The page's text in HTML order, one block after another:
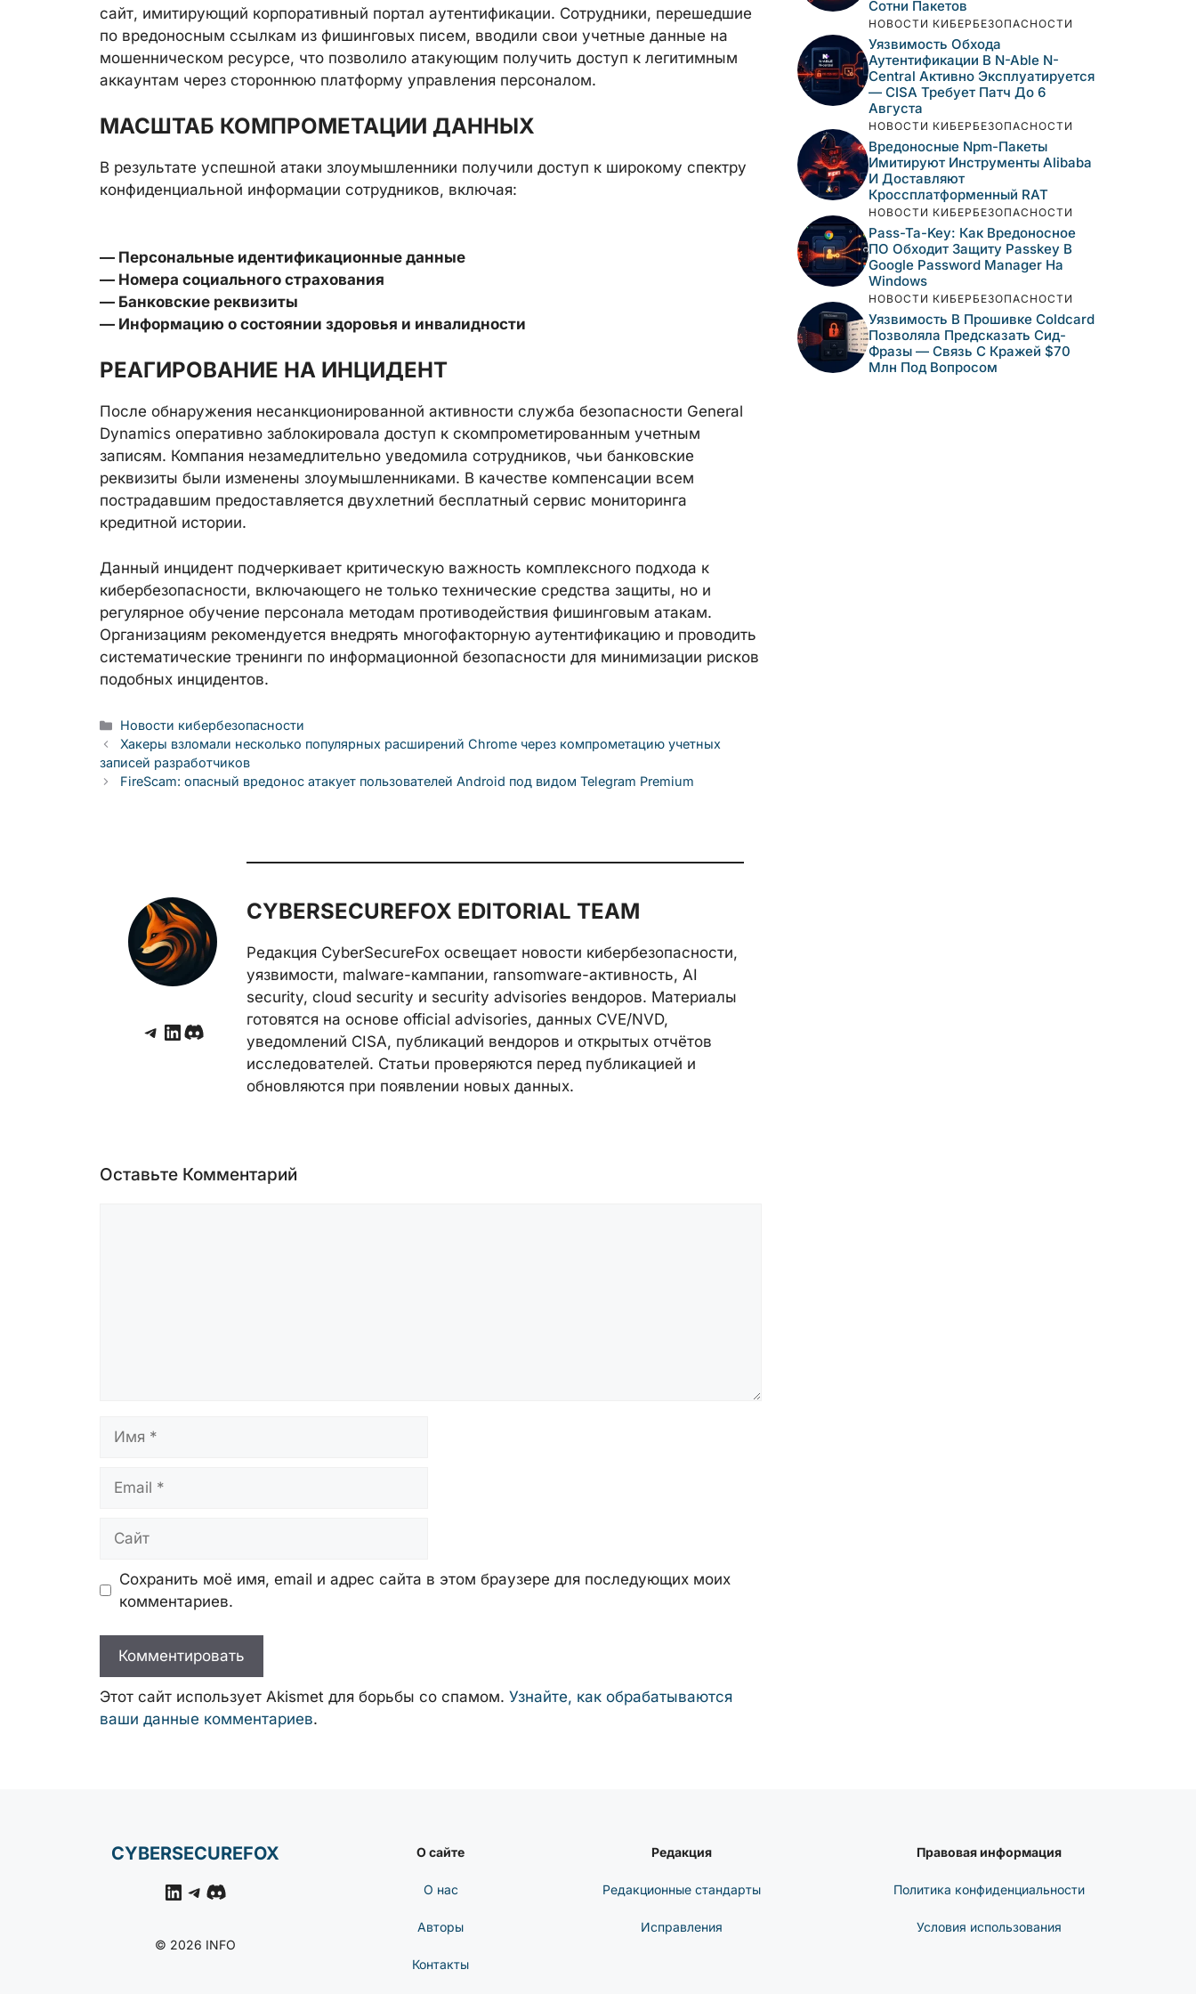
сайт, имитирующий корпоративный портал аутентификации. Сотрудники, перешедшие
по вредоносным ссылкам из фишинговых писем, вводили свои учетные данные на
мошенническом ресурсе, что позволило атакующим получить доступ к легитимным
аккаунтам через стороннюю платформу управления персоналом.
МАСШТАБ КОМПРОМЕТАЦИИ ДАННЫХ
В результате успешной атаки злоумышленники получили доступ к широкому спектру
конфиденциальной информации сотрудников, включая:
— Персональные идентификационные данные
— Номера социального страхования
— Банковские реквизиты
— Информацию о состоянии здоровья и инвалидности
РЕАГИРОВАНИЕ НА ИНЦИДЕНТ
После обнаружения несанкционированной активности служба безопасности General
Dynamics оперативно заблокировала доступ к скомпрометированным учетным
записям. Компания незамедлительно уведомила сотрудников, чьи банковские
реквизиты были изменены злоумышленниками. В качестве компенсации всем
пострадавшим предоставляется двухлетний бесплатный сервис мониторинга
кредитной истории.
Данный инцидент подчеркивает критическую важность комплексного подхода к
кибербезопасности, включающего не только технические средства защиты, но и
регулярное обучение персонала методам противодействия фишинговым атакам.
Организациям рекомендуется внедрять многофакторную аутентификацию и проводить
систематические тренинги по информационной безопасности для минимизации рисков
подобных инцидентов.
Рубрики
Новости кибербезопасности
Хакеры взломали несколько популярных расширений Chrome через компрометацию учетных
записей разработчиков
FireScam: опасный вредонос атакует пользователей Android под видом Telegram Premium
Telegram
LinkedIn
Discord
CYBERSECUREFOX EDITORIAL TEAM
Редакция CyberSecureFox освещает новости кибербезопасности,
уязвимости, malware-кампании, ransomware-активность, AI
security, cloud security и security advisories вендоров. Материалы
готовятся на основе official advisories, данных CVE/NVD,
уведомлений CISA, публикаций вендоров и открытых отчётов
исследователей. Статьи проверяются перед публикацией и
обновляются при появлении новых данных.
Оставьте Комментарий
Сохранить моё имя, email и адрес сайта в этом браузере для последующих моих
комментариев.
Этот сайт использует Akismet для борьбы со спамом. Узнайте, как обрабатываются
ваши данные комментариев.
Сотни Пакетов
НОВОСТИ КИБЕРБЕЗОПАСНОСТИ
Уязвимость Обхода
Аутентификации В N-Able N-
Central Активно Эксплуатируется
— CISA Требует Патч До 6
Августа
НОВОСТИ КИБЕРБЕЗОПАСНОСТИ
Вредоносные Npm-Пакеты
Имитируют Инструменты Alibaba
И Доставляют
Кроссплатформенный RAT
НОВОСТИ КИБЕРБЕЗОПАСНОСТИ
Pass-Ta-Key: Как Вредоносное
ПО Обходит Защиту Passkey В
Google Password Manager На
Windows
НОВОСТИ КИБЕРБЕЗОПАСНОСТИ
Уязвимость В Прошивке Coldcard
Позволяла Предсказать Сид-
Фразы — Связь С Кражей $70
Млн Под Вопросом
CYBERSECUREFOX
LinkedIn
Telegram
Discord
© 2026 INFO
О сайте
О нас
Авторы
Контакты
Редакция
Редакционные стандарты
Исправления
Правовая информация
Политика конфиденциальности
Условия использования